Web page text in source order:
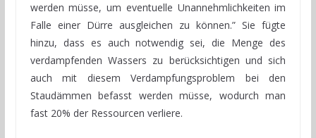
werden müsse, um eventuelle Unannehmlichkeiten im
Falle einer Dürre ausgleichen zu können.” Sie fügte
hinzu, dass es auch notwendig sei, die Menge des
verdampfenden Wassers zu berücksichtigen und sich
auch mit diesem Verdampfungsproblem bei den
Staudämmen befasst werden müsse, wodurch man
fast 20% der Ressourcen verliere.